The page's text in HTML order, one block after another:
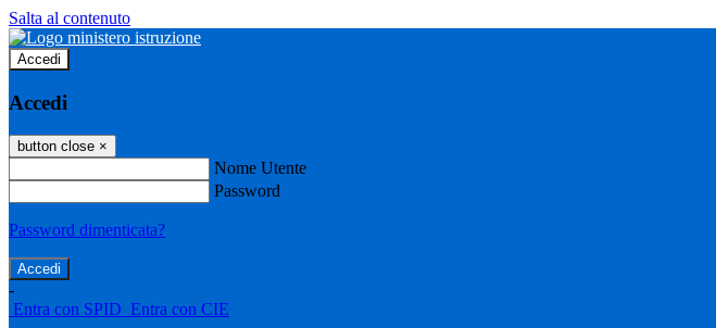
Salta al contenuto
Accedi
Accedi
button close ×
Nome Utente
Password
Password dimenticata?
-
Entra con SPID Entra con CIE